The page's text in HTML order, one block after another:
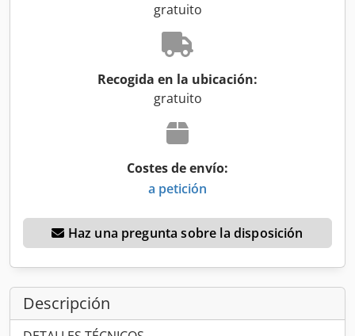
gratuito
Recogida en la ubicación:
gratuito
Costes de envío:
a petición
Haz una pregunta sobre la disposición
Descripción